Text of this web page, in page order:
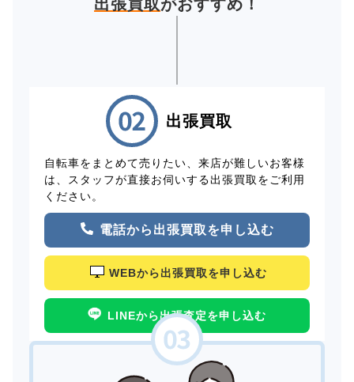
出張買取がおすすめ！
出張買取
自転車をまとめて売りたい、来店が難しいお客様
は、スタッフが直接お伺いする出張買取をご利用
ください。
電話から出張買取を申し込む
WEBから出張買取を申し込む
LINEから出張査定を申し込む